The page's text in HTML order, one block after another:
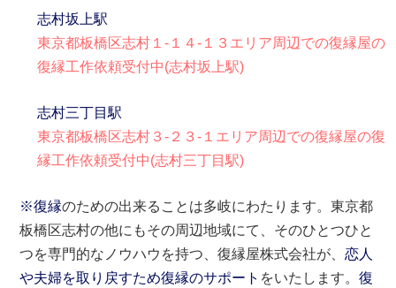
志村坂上駅
東京都板橋区志村１-１４-１３エリア周辺での復縁屋の
復縁工作依頼受付中(志村坂上駅)
志村三丁目駅
東京都板橋区志村３-２３-１エリア周辺での復縁屋の復
縁工作依頼受付中(志村三丁目駅)
※復縁のための出来ることは多岐にわたります。東京都
板橋区志村の他にもその周辺地域にて、そのひとつひと
つを専門的なノウハウを持つ、復縁屋株式会社が、恋人
や夫婦を取り戻すため復縁のサポート をいたします。復